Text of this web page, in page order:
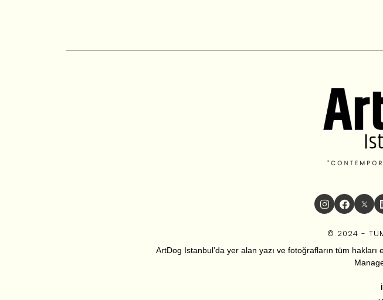
© 2024 - TÜM
ArtDog Istanbul’da yer alan yazı ve fotoğrafların tüm